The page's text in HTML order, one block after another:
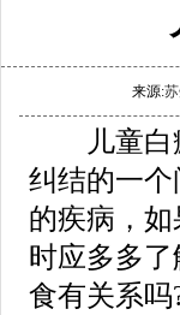
来源:
儿童白癜
纠结的一
的疾病，
时应多多
食有关系吗